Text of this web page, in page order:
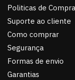
Politicas de Compra
Suporte ao cliente
Como comprar
Segurança
Formas de envio
Garantias